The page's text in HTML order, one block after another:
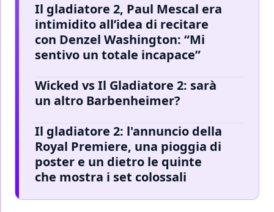
Il gladiatore 2, Paul Mescal era
intimidito all’idea di recitare
con Denzel Washington: “Mi
sentivo un totale incapace”
Wicked vs Il Gladiatore 2: sarà
un altro Barbenheimer?
Il gladiatore 2: l'annuncio della
Royal Premiere, una pioggia di
poster e un dietro le quinte
che mostra i set colossali